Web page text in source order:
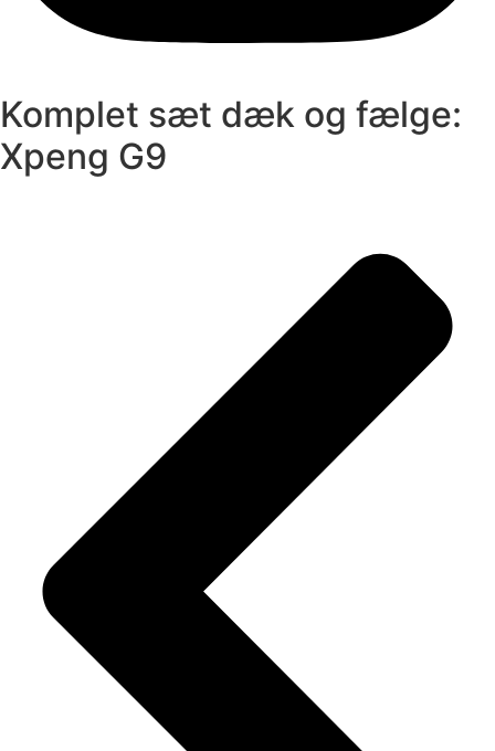
Komplet sæt dæk og fælge:
Xpeng G9